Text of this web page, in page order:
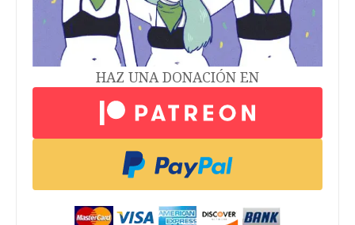
HAZ UNA DONACIÓN EN